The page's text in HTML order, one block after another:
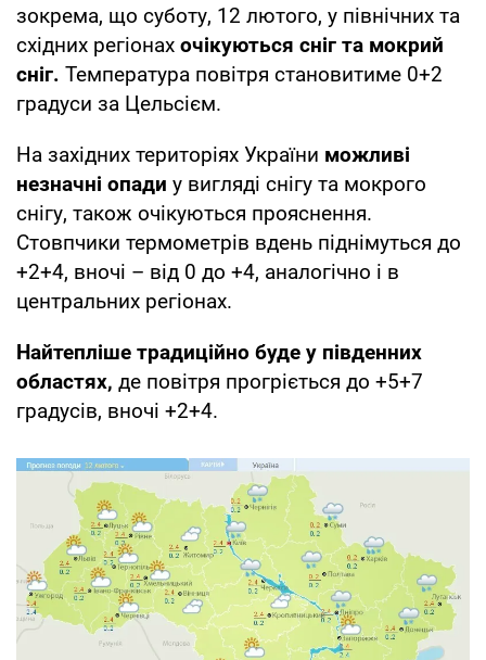
зокрема, що суботу, 12 лютого, у північних та
східних регіонах очікуються сніг та мокрий
сніг. Температура повітря становитиме 0+2
градуси за Цельсієм.
На західних територіях України можливі
незначні опади у вигляді снігу та мокрого
снігу, також очікуються прояснення.
Стовпчики термометрів вдень піднімуться до
+2+4, вночі – від 0 до +4, аналогічно і в
центральних регіонах.
Найтепліше традиційно буде у південних
областях, де повітря прогріється до +5+7
градусів, вночі +2+4.